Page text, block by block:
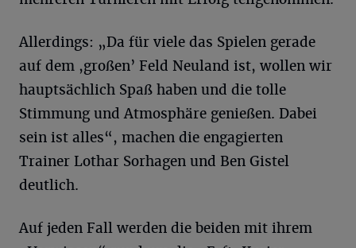
Allerdings: „Da für viele das Spielen gerade
auf dem ,großen’ Feld Neuland ist, wollen wir
hauptsächlich Spaß haben und die tolle
Stimmung und Atmosphäre genießen. Dabei
sein ist alles“, machen die engagierten
Trainer Lothar Sorhagen und Ben Gistel
deutlich.
Auf jeden Fall werden die beiden mit ihrem